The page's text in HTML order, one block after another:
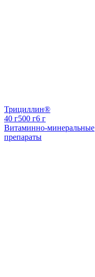
Трициллин®
40 г500 г6 г
Витаминно-минеральные
препараты